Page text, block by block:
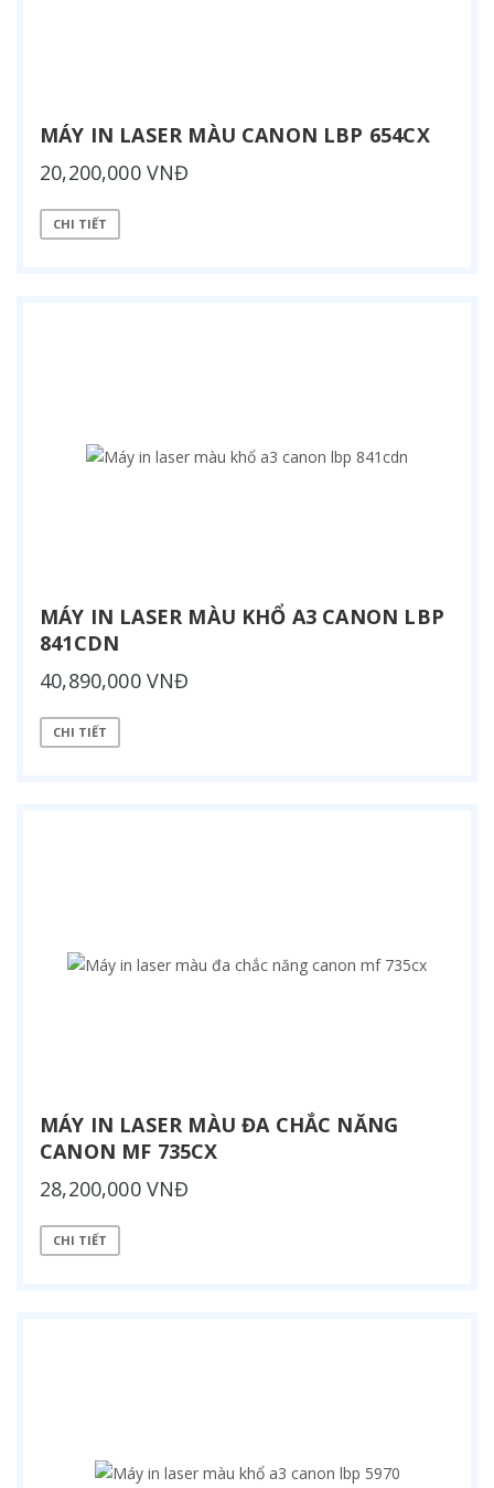
MÁY IN LASER MÀU CANON LBP 654CX
20,200,000 VNĐ
CHI TIẾT
MÁY IN LASER MÀU KHỔ A3 CANON LBP
841CDN
40,890,000 VNĐ
CHI TIẾT
MÁY IN LASER MÀU ĐA CHẮC NĂNG
CANON MF 735CX
28,200,000 VNĐ
CHI TIẾT